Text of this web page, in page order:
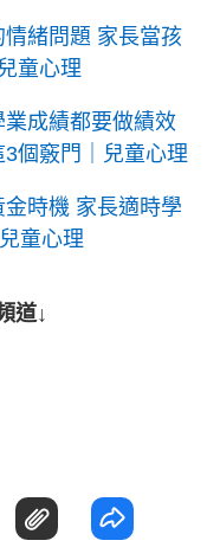
緒問題 家長當孩
童心理
成績都要做績效
個竅門｜兒童心理
時機 家長適時學
童心理
道↓